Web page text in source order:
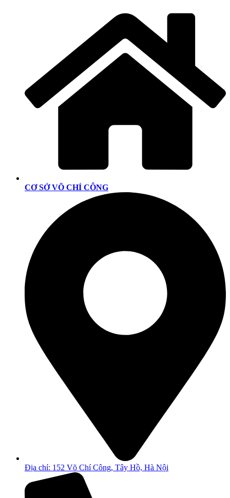
CƠ SỞ VÕ CHÍ CÔNG
Địa chỉ: 152 Võ Chí Công, Tây Hồ, Hà Nội